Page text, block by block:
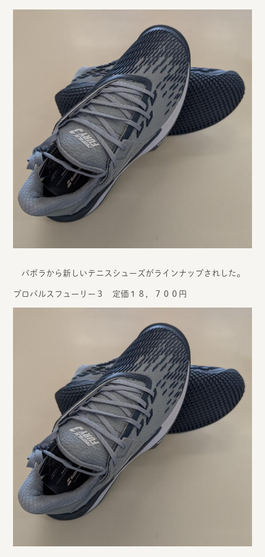
バボラから新しいテニスシューズがラインナップされした。
プロパルスフューリー３ 定価１８，７００円